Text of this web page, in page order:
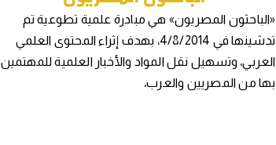
«الباحثون المصريون» هي مبادرة علمية تطوعية تم
تدشينها في 4/8/2014، بهدف إثراء المحتوى العلمي
العربي، وتسهيل نقل المواد والأخبار العلمية للمهتمين
بها من المصريين والعرب،